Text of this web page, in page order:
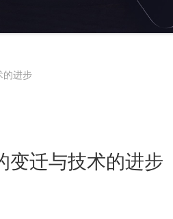
的进步
变迁与技术的进步